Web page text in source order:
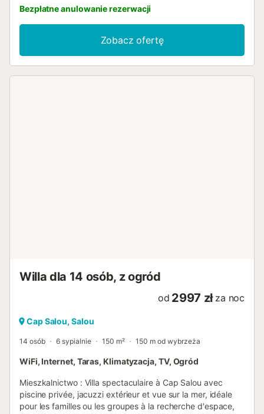
Bezpłatne anulowanie rezerwacji
Zobacz ofertę
Willa dla 14 osób, z ogród
od 2997 zł za noc
Cap Salou, Salou
14 osób 6 sypialnie 150 m² 150 m od wybrzeża
WiFi, Internet, Taras, Klimatyzacja, TV, Ogród
Mieszkalnictwo : Villa spectaculaire à Cap Salou avec
piscine privée, jacuzzi extérieur et vue sur la mer, idéale
pour les familles ou les groupes à la recherche d'espace,